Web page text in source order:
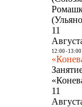
11
12:00- 13:00
11